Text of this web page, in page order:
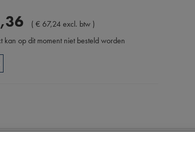
,36 (€ 67,24excl. btw )
kan op dit moment niet besteld worden